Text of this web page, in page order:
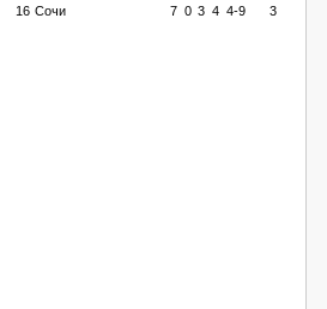
16 Сочи 7 0 3 4 4-9 3